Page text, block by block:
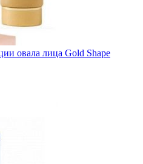
овала лица Gold Shape